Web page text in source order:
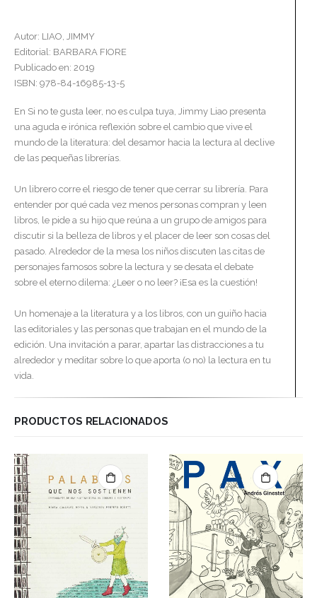
Autor: LIAO, JIMMY
Editorial: BARBARA FIORE
Publicado en: 2019
ISBN: 978-84-16985-13-5
En Si no te gusta leer, no es culpa tuya, Jimmy Liao presenta
una aguda e irónica reflexión sobre el cambio que vive el
mundo de la literatura: del desamor hacia la lectura al declive
de las pequeñas librerías.
Un librero corre el riesgo de tener que cerrar su librería. Para
entender por qué cada vez menos personas compran y leen
libros, le pide a su hijo que reúna a un grupo de amigos para
discutir si la belleza de libros y el placer de leer son cosas del
pasado. Alrededor de la mesa los niños discuten las citas de
personajes famosos sobre la lectura y se desata el debate
sobre el eterno dilema: ¿Leer o no leer? ¡Esa es la cuestión!
Un homenaje a la literatura y a los libros, con un guiño hacia
las editoriales y las personas que trabajan en el mundo de la
edición. Una invitación a parar, apartar las distracciones a tu
alrededor y meditar sobre lo que aporta (o no) la lectura en tu
vida.
PRODUCTOS RELACIONADOS